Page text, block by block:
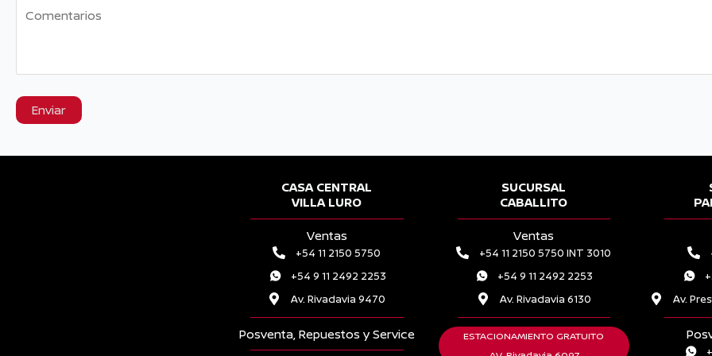
CASA CENTRAL
VILLA LURO
Ventas
+54 11 2150 5750
+54 9 11 2492 2253
Av. Rivadavia 9470
Posventa, Repuestos y Service
SUCURSAL
CABALLITO
Ventas
+54 11 2150 5750 INT 3010
+54 9 11 2492 2253
Av. Rivadavia 6130
ESTACIONAMIENTO GRATUITO
Av.